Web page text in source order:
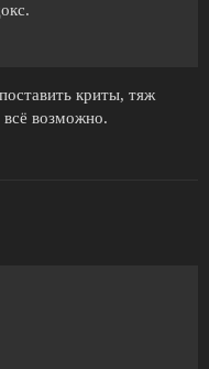
криты, тяж
возможно.